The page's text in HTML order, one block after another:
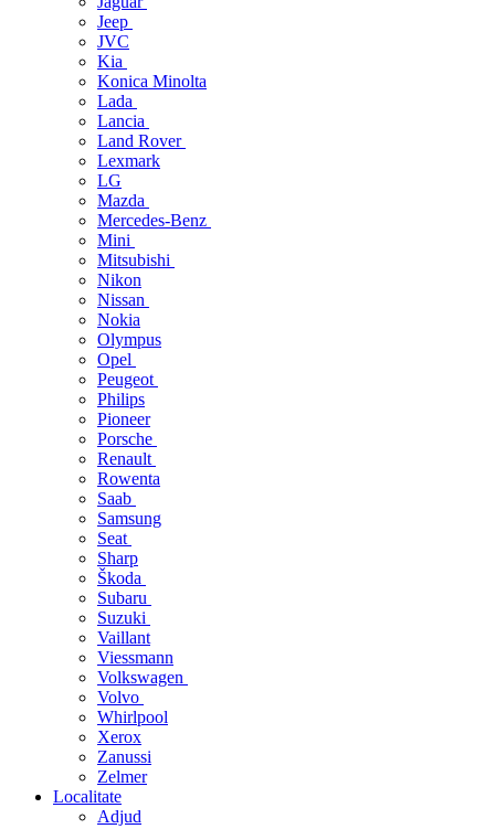
Jeep
JVC
Kia
Konica Minolta
Lada
Lancia
Land Rover
Lexmark
LG
Mazda
Mercedes-Benz
Mini
Mitsubishi
Nikon
Nissan
Nokia
Olympus
Opel
Peugeot
Philips
Pioneer
Porsche
Renault
Rowenta
Saab
Samsung
Seat
Sharp
Škoda
Subaru
Suzuki
Vaillant
Viessmann
Volkswagen
Volvo
Whirlpool
Xerox
Zanussi
Zelmer
Localitate
Adjud